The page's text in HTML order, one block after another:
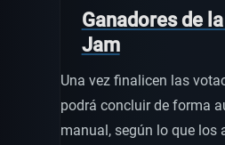
Ganadores de
Jam
Una vez finalicen las
podrá concluir de forma
manual, según lo que los